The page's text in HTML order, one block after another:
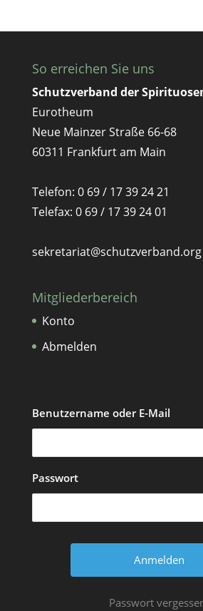
So erreichen Sie uns
Schutzverband der
Eurotheum
Neue Mainzer Straße 66-68
60311 Frankfurt am Main
Telefon: 0 69 / 17 39 24 21
Telefax: 0 69 / 17 39 24 01
sekretariat@schutzverband.org
Mitgliederbereich
Konto
Abmelden
Benutzername oder E-Mail
Passwort
Passwort